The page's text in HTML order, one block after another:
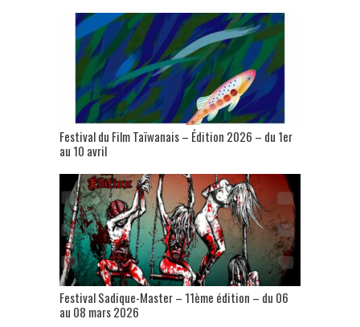
Festival du Film Taïwanais – Édition 2026 – du 1er
au 10 avril
Festival Sadique-Master – 11ème édition – du 06
au 08 mars 2026